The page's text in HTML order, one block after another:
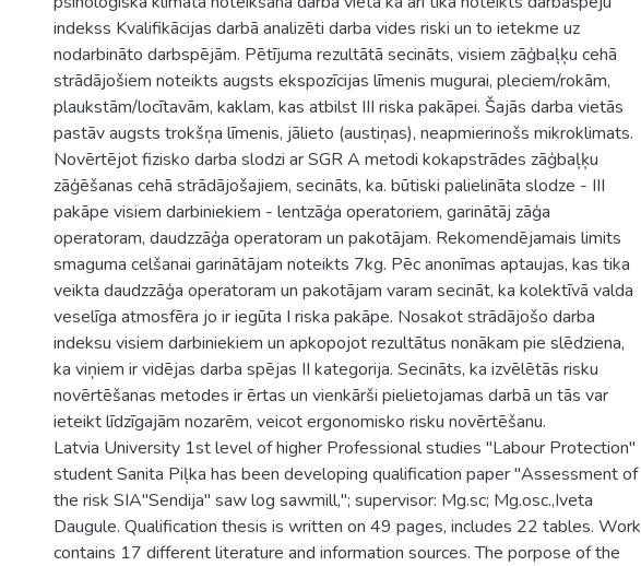
indekss Kvalifikācijas darbā analizēti darba vides riski un to ietekme uz
nodarbināto darbspējām. Pētījuma rezultātā secināts, visiem zāģbaļķu cehā
strādājošiem noteikts augsts ekspozīcijas līmenis mugurai, pleciem/rokām,
plaukstām/locītavām, kaklam, kas atbilst III riska pakāpei. Šajās darba vietās
pastāv augsts trokšņa līmenis, jālieto (austiņas), neapmierinošs mikroklimats.
Novērtējot fizisko darba slodzi ar SGR A metodi kokapstrādes zāģbaļķu
zāģēšanas cehā strādājošajiem, secināts, ka. būtiski palielināta slodze - III
pakāpe visiem darbiniekiem - lentzāģa operatoriem, garinātāj zāģa
operatoram, daudzzāģa operatoram un pakotājam. Rekomendējamais limits
smaguma celšanai garinātājam noteikts 7kg. Pēc anonīmas aptaujas, kas tika
veikta daudzzāģa operatoram un pakotājam varam secināt, ka kolektīvā valda
veselīga atmosfēra jo ir iegūta I riska pakāpe. Nosakot strādājošo darba
indeksu visiem darbiniekiem un apkopojot rezultātus nonākam pie slēdziena,
ka viņiem ir vidējas darba spējas II kategorija. Secināts, ka izvēlētās risku
novērtēšanas metodes ir ērtas un vienkārši pielietojamas darbā un tās var
ieteikt līdzīgajām nozarēm, veicot ergonomisko risku novērtēšanu.
Latvia University 1st level of higher Professional studies "Labour Protection"
student Sanita Piļka has been developing qualification paper "Assessment of
the risk SIA"Sendija" saw log sawmill,"; supervisor: Mg.sc; Mg.osc.,Iveta
Daugule. Qualification thesis is written on 49 pages, includes 22 tables. Work
contains 17 different literature and information sources. The porpose of the